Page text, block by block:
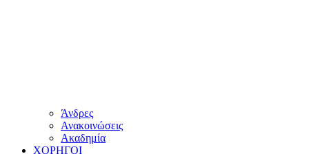
Άνδρες
Ανακοινώσεις
Ακαδημία
ΧΟΡΗΓΟΙ